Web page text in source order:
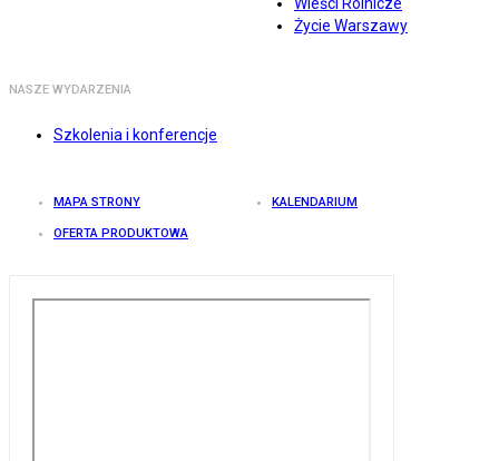
Życie Warszawy
NASZE WYDARZENIA
Szkolenia i konferencje
MAPA STRONY KALENDARIUM
OFERTA PRODUKTOWA